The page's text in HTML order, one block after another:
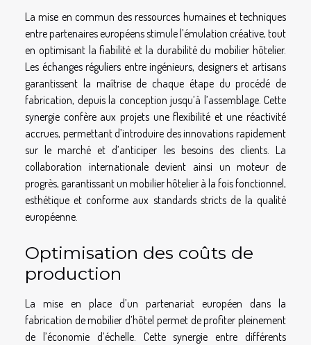
La mise en commun des ressources humaines et techniques
entre partenaires européens stimule l’émulation créative, tout
en optimisant la fiabilité et la durabilité du mobilier hôtelier.
Les échanges réguliers entre ingénieurs, designers et artisans
garantissent la maîtrise de chaque étape du procédé de
fabrication, depuis la conception jusqu’à l’assemblage. Cette
synergie confère aux projets une flexibilité et une réactivité
accrues, permettant d’introduire des innovations rapidement
sur le marché et d’anticiper les besoins des clients. La
collaboration internationale devient ainsi un moteur de
progrès, garantissant un mobilier hôtelier à la fois fonctionnel,
esthétique et conforme aux standards stricts de la qualité
européenne.
Optimisation des coûts de
production
La mise en place d’un partenariat européen dans la
fabrication de mobilier d’hôtel permet de profiter pleinement
de l’économie d’échelle. Cette synergie entre différents